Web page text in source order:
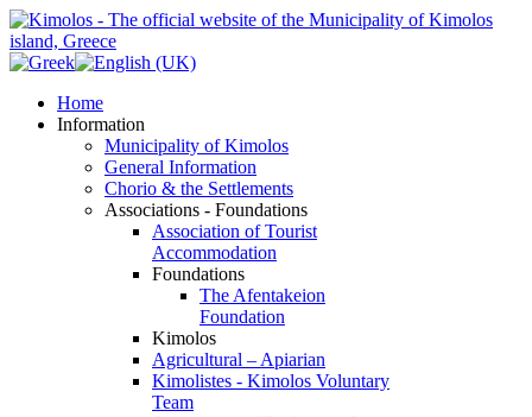
Home
Information
Municipality of Kimolos
General Information
Chorio & the Settlements
Associations - Foundations
Association of Tourist
Accommodation
Foundations
The Afentakeion
Foundation
Kimolos
Agricultural – Apiarian
Kimolistes - Kimolos Voluntary
Team